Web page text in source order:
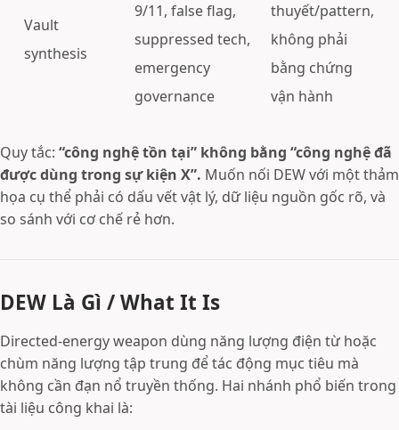
Vault
synthesis
9/11, false flag,
suppressed tech,
emergency
governance
thuyết/pattern,
không phải
bằng chứng
vận hành
Quy tắc: “công nghệ tồn tại” không bằng “công nghệ đã
được dùng trong sự kiện X”. Muốn nối DEW với một thảm
họa cụ thể phải có dấu vết vật lý, dữ liệu nguồn gốc rõ, và
so sánh với cơ chế rẻ hơn.
DEW Là Gì / What It Is
Directed-energy weapon dùng năng lượng điện từ hoặc
chùm năng lượng tập trung để tác động mục tiêu mà
không cần đạn nổ truyền thống. Hai nhánh phổ biến trong
tài liệu công khai là: